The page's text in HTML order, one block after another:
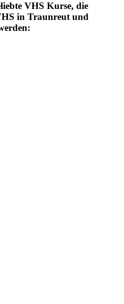
VHS Kurse, die
in Traunreut und